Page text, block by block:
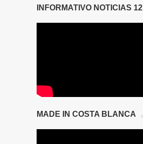
INFORMATIVO NOTICIAS 12
MADE IN COSTA BLANCA